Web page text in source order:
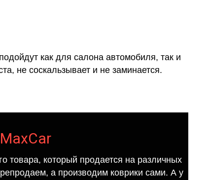
как для салона автомобиля, так и
не соскальзывает и не заминается.
товара, который продается на различных
а производим коврики сами. А у